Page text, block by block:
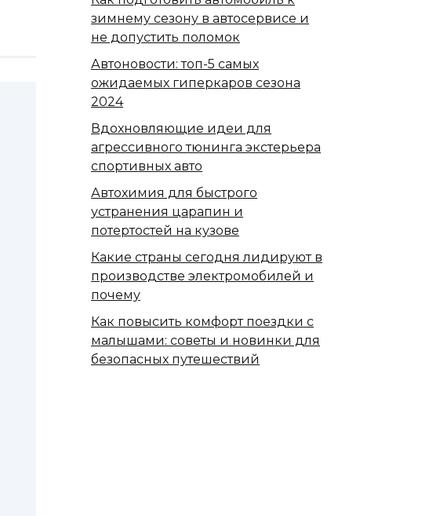
зимнему сезону в автосервисе и
не допустить поломок
Автоновости: топ-5 самых
ожидаемых гиперкаров сезона
2024
Вдохновляющие идеи для
агрессивного тюнинга экстерьера
спортивных авто
Автохимия для быстрого
устранения царапин и
потертостей на кузове
Какие страны сегодня лидируют в
производстве электромобилей и
почему
Как повысить комфорт поездки с
малышами: советы и новинки для
безопасных путешествий